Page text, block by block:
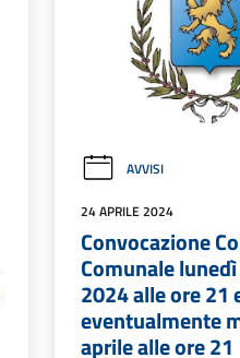
AVVISI
24 APRILE 2024
Convocazione
Comunale
2024 alle ore 21
eventualmente
aprile alle ore 21